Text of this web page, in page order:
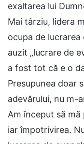
exaltarea lui
Mai târziu, lidera
ocupa de lucrarea
auzit „lucrare de
a fost tot că e o
Presupunea doar
adevărului, nu m-
Am început să mă
iar împotrivirea.